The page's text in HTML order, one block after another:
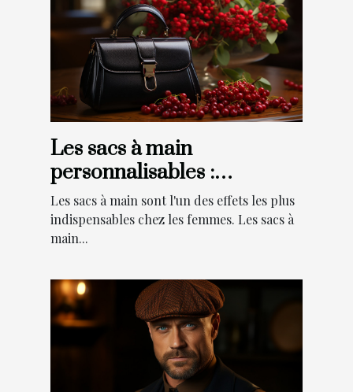
Les sacs à main
personnalisables :
Pourquoi faire ce choix ?
Les sacs à main sont l'un des effets les plus
indispensables chez les femmes. Les sacs à
main...